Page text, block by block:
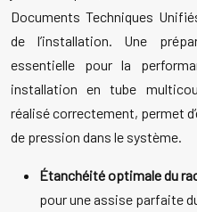
Documents Techniques
de l’installation. Une
essentielle pour la
installation en tube
réalisé correctement, permet
de pression dans le système.
Étanchéité optimale du
pour une assise parfaite